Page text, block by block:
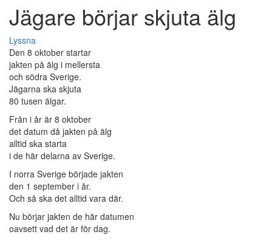
Jägare börjar skjuta älg
Lyssna
Den 8 oktober startar
jakten på älg i mellersta
och södra Sverige.
Jägarna ska skjuta
80 tusen älgar.
Från i år är 8 oktober
det datum då jakten på älg
alltid ska starta
i de här delarna av Sverige.
I norra Sverige började jakten
den 1 september i år.
Och så ska det alltid vara där.
Nu börjar jakten de här datumen
oavsett vad det är för dag.